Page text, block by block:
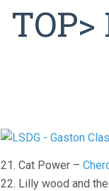
21. Cat Power –
22. Lilly wood and